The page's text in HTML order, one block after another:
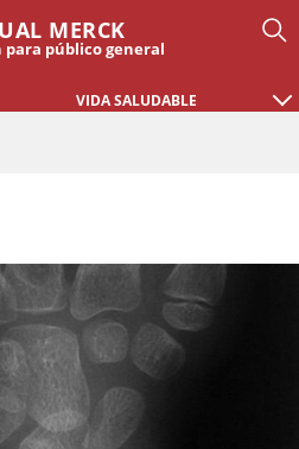
MERCK
para público general
VIDA SALUDABLE